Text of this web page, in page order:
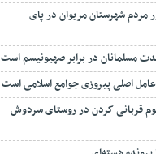
مردم شهرستان مریوان در پای
مسلمانان در برابر صهیونیسم است
اصلی پیروزی جوامع اسلامی است
قربانی کردن در روستای سردوش